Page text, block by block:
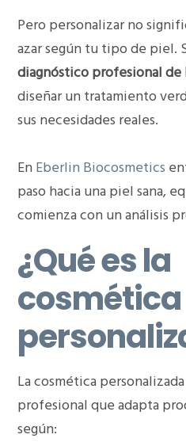
Pero personalizar no
azar según tu tipo de piel.
diagnóstico profesional de
diseñar un tratamiento
sus necesidades reales.
EnEberlin Biocosmetics
paso hacia una piel sana,
comienza con un análisis
¿Qué es la
cosmética
La cosmética
profesional que adapta
según: